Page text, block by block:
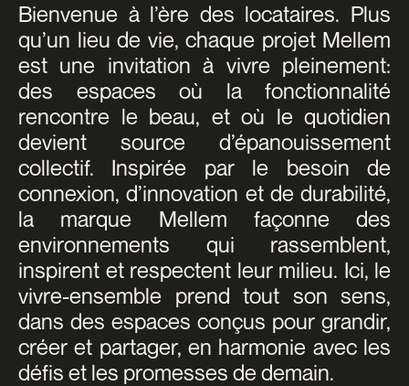
Bienvenue à l’ère des locataires. Plus
qu’un lieu de vie, chaque projet Mellem
est une invitation à vivre pleinement:
des espaces où la fonctionnalité
rencontre le beau, et où le quotidien
devient source d’épanouissement
collectif. Inspirée par le besoin de
connexion, d’innovation et de durabilité,
la marque Mellem façonne des
environnements qui rassemblent,
inspirent et respectent leur milieu. Ici, le
vivre-ensemble prend tout son sens,
dans des espaces conçus pour grandir,
créer et partager, en harmonie avec les
défis et les promesses de demain.